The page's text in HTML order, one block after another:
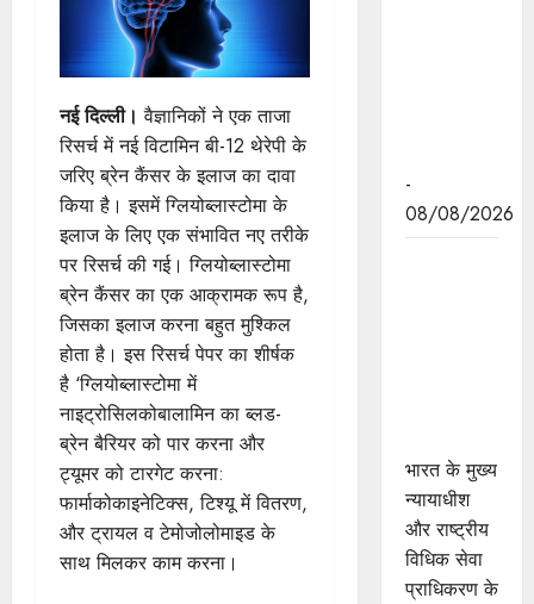
नई दिल्ली। वैज्ञानिकों ने एक ताजा
रिसर्च में नई विटामिन बी-12 थेरेपी के
जरिए ब्रेन कैंसर के इलाज का दावा
किया है। इसमें ग्लियोब्लास्टोमा के
इलाज के लिए एक संभावित नए तरीके
पर रिसर्च की गई। ग्लियोब्लास्टोमा
ब्रेन कैंसर का एक आक्रामक रूप है,
जिसका इलाज करना बहुत मुश्किल
होता है। इस रिसर्च पेपर का शीर्षक
है ‘ग्लियोब्लास्टोमा में
नाइट्रोसिलकोबालामिन का ब्लड-
ब्रेन बैरियर को पार करना और
ट्यूमर को टारगेट करना:
फार्माकोकाइनेटिक्स, टिश्यू में वितरण,
और ट्रायल व टेमोजोलोमाइड के
साथ मिलकर काम करना।
-
08/08/2026
भारत के मुख्य
न्यायाधीश
और राष्ट्रीय
विधिक सेवा
प्राधिकरण के